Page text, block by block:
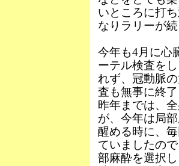
いところに打
なりラリーが
今年も4月に心
ーテル検査を
れず、冠動脈
査も無事に終
昨年までは、
が、今年は局
醒める時に、
ていましたの
部麻酔を選択